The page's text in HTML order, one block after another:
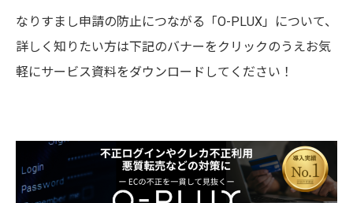
なりすまし申請の防止につながる「O-PLUX」について、
詳しく知りたい方は下記のバナーをクリックのうえお気
軽にサービス資料をダウンロードしてください！